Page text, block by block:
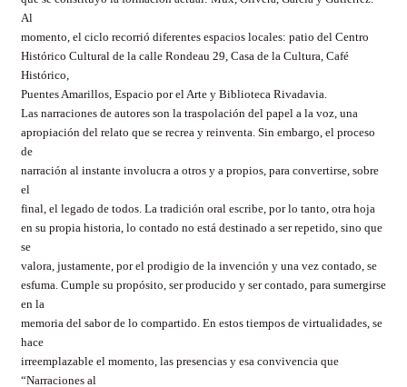
Al
momento, el ciclo recorrió diferentes espacios locales: patio del Centro
Histórico Cultural de la calle Rondeau 29, Casa de la Cultura, Café
Histórico,
Puentes Amarillos, Espacio por el Arte y Biblioteca Rivadavia.
Las narraciones de autores son la traspolación del papel a la voz, una
apropiación del relato que se recrea y reinventa. Sin embargo, el proceso
de
narración al instante involucra a otros y a propios, para convertirse, sobre
el
final, el legado de todos. La tradición oral escribe, por lo tanto, otra hoja
en su propia historia, lo contado no está destinado a ser repetido, sino que
se
valora, justamente, por el prodigio de la invención y una vez contado, se
esfuma. Cumple su propósito, ser producido y ser contado, para sumergirse
en la
memoria del sabor de lo compartido. En estos tiempos de virtualidades, se
hace
irreemplazable el momento, las presencias y esa convivencia que
“Narraciones al